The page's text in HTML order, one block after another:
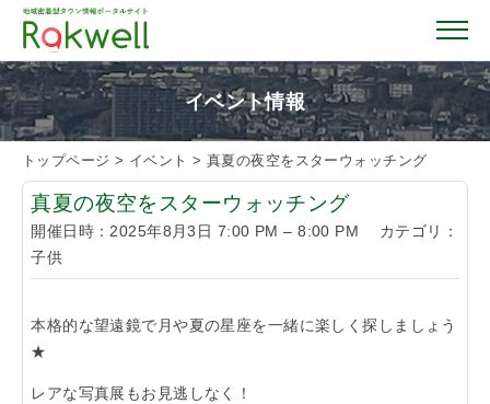
トップページ
お店を探す
イベント情報
クーポン情報
イベント情報
トップページ > イベント > 真夏の夜空をスターウォッチング
真夏の夜空をスターウォッチング
開催日時： 2025年8月3日 7:00 PM –8:00 PM カテゴリ：
子供
本格的な望遠鏡で月や夏の星座を一緒に楽しく探しましょう
★
レアな写真展もお見逃しなく！